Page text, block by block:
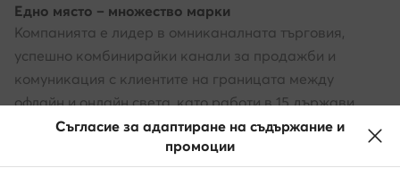
Едно място – множество марки
Компанията е лидер в омниканалната търговия,
успешно комбинирайки канали за продажби и
комуникация с клиентите на границата между
офлайн и онлайн света, като работи в 15 държави.
Магазините на обувки.bg се намират в 49 локации в
България и в чужбина, включително в Чехия, Румъния,
както и в Латвия и Словакия. Бъдете още по-близо
Съгласие за адаптиране на съдържание и
промоции